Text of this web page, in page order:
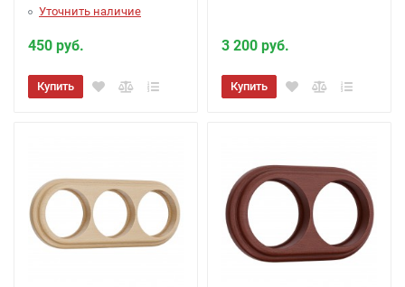
Уточнить наличие
450 руб.
Купить
3 200 руб.
Купить